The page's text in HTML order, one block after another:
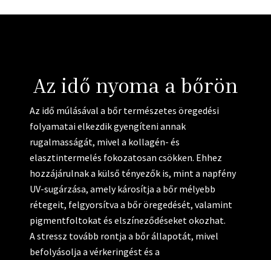
Az idő nyoma a bőrön
Az idő múlásával a bőr természetes öregedési
folyamatai elkezdik gyengíteni annak
rugalmasságát, mivel a kollagén- és
elasztintermelés fokozatosan csökken. Ehhez
hozzájárulnak a külső tényezők is, mint a napfény
UV-sugárzása, amely károsítja a bőr mélyebb
rétegeit, felgyorsítva a bőr öregedését, valamint
pigmentfoltokat és elszíneződéseket okozhat.
A stressz tovább rontja a bőr állapotát, mivel
befolyásolja a vérkeringést és a